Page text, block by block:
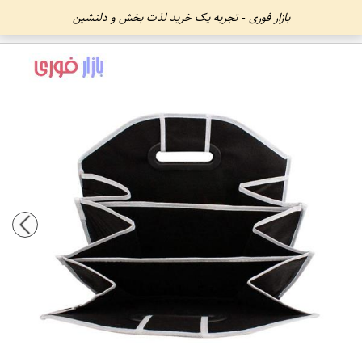
بازار فوری - تجربه یک خرید لذت بخش و دلنشین